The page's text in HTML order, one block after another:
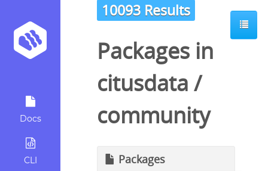
Docs
CLI
10093 Results
Packages in
citusdata /
community
Packages